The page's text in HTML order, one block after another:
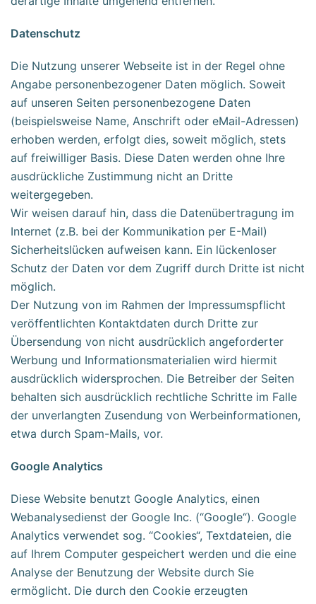
Datenschutz
Die Nutzung unserer Webseite ist in der Regel ohne
Angabe personenbezogener Daten möglich. Soweit
auf unseren Seiten personenbezogene Daten
(beispielsweise Name, Anschrift oder eMail-Adressen)
erhoben werden, erfolgt dies, soweit möglich, stets
auf freiwilliger Basis. Diese Daten werden ohne Ihre
ausdrückliche Zustimmung nicht an Dritte
weitergegeben.
Wir weisen darauf hin, dass die Datenübertragung im
Internet (z.B. bei der Kommunikation per E-Mail)
Sicherheitslücken aufweisen kann. Ein lückenloser
Schutz der Daten vor dem Zugriff durch Dritte ist nicht
möglich.
Der Nutzung von im Rahmen der Impressumspflicht
veröffentlichten Kontaktdaten durch Dritte zur
Übersendung von nicht ausdrücklich angeforderter
Werbung und Informationsmaterialien wird hiermit
ausdrücklich widersprochen. Die Betreiber der Seiten
behalten sich ausdrücklich rechtliche Schritte im Falle
der unverlangten Zusendung von Werbeinformationen,
etwa durch Spam-Mails, vor.
Google Analytics
Diese Website benutzt Google Analytics, einen
Webanalysedienst der Google Inc. (“Google“). Google
Analytics verwendet sog. “Cookies“, Textdateien, die
auf Ihrem Computer gespeichert werden und die eine
Analyse der Benutzung der Website durch Sie
ermöglicht. Die durch den Cookie erzeugten